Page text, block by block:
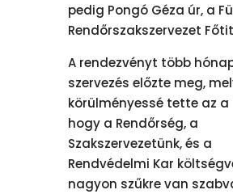
pedig Pongó Géza úr, a
Rendőrszakszervezet
A rendezvényt több
szervezés előzte meg,
körülményessé tette az a
hogy a Rendőrség, a
Szakszervezetünk, és a
Rendvédelmi Kar
nagyon szűkre van